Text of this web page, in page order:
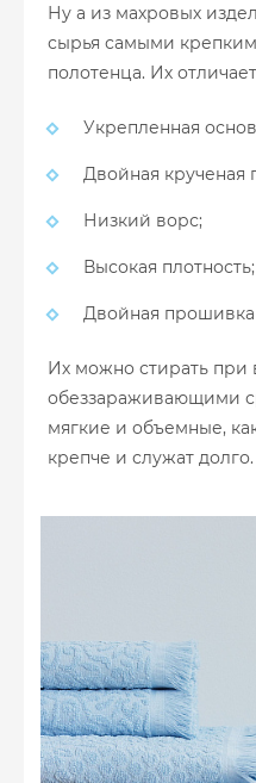
Ну а из махровых
сырья самыми
полотенца. Их
Укрепленная
Двойная крученая
Низкий ворс;
Высокая плотность;
Двойная
Их можно стирать при
обеззараживающими
мягкие и объемные,
крепче и служат долго.